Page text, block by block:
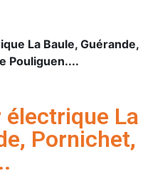
électrique La
Pornichet,